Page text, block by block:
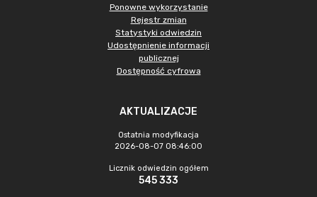
Ponowne wykorzystanie
Rejestr zmian
Statystyki odwiedzin
Udostępnienie informacji
publicznej
Dostępność cyfrowa
AKTUALIZACJE
Ostatnia modyfikacja
2026-08-07 08:46:00
Licznik odwiedzin ogółem
545 333